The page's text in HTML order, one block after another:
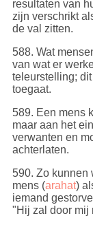
resultaten van
zijn verschrikt
de val zitten.
588. Wat
van wat er
teleurstelling;
toegaat.
589. Een mens
maar aan het
verwanten en
achterlaten.
590. Zo kunnen
mens (arahat)
iemand
"Hij zal door mij